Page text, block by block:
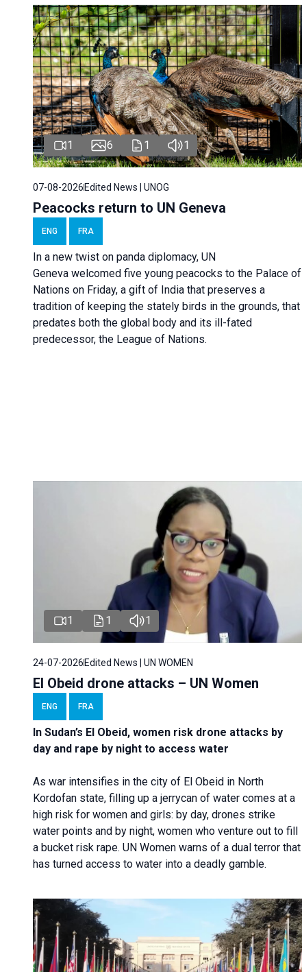
1 6 1 1
07-08-2026Edited News | UNOG
Peacocks return to UN Geneva
ENG FRA
In a new twist on panda diplomacy, UN
Geneva welcomed five young peacocks to the Palace of
Nations on Friday, a gift of India that preserves a
tradition of keeping the stately birds in the grounds, that
predates both the global body and its ill-fated
predecessor, the League of Nations.
1 1 1
24-07-2026 Edited News | UN WOMEN
El Obeid drone attacks – UN Women
ENG FRA
In Sudan’s El Obeid, women risk drone attacks by
day and rape by night to access water
As war intensifies in the city of El Obeid in North
Kordofan state, filling up a jerrycan of water comes at a
high risk for women and girls: by day, drones strike
water points and by night, women who venture out to fill
a bucket risk rape. UN Women warns of a dual terror that
has turned access to water into a deadly gamble.